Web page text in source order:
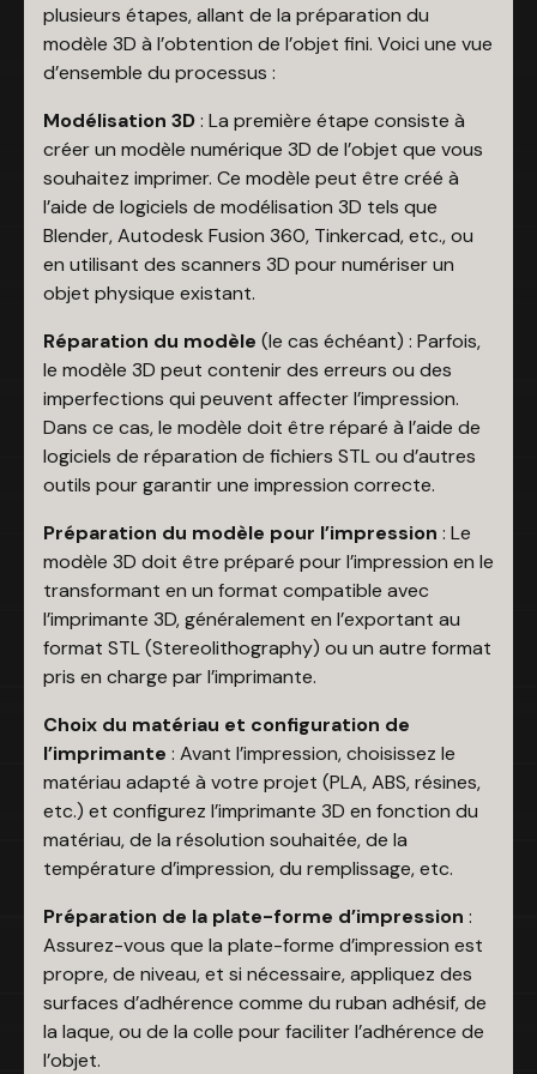
plusieurs étapes, allant de la préparation du
modèle 3D à l’obtention de l’objet fini. Voici une vue
d’ensemble du processus :
Modélisation 3D: La première étape consiste à
créer un modèle numérique 3D de l’objet que vous
souhaitez imprimer. Ce modèle peut être créé à
l’aide de logiciels de modélisation 3D tels que
Blender, Autodesk Fusion 360, Tinkercad, etc., ou
en utilisant des scanners 3D pour numériser un
objet physique existant.
Réparation du modèle (le cas échéant) : Parfois,
le modèle 3D peut contenir des erreurs ou des
imperfections qui peuvent affecter l’impression.
Dans ce cas, le modèle doit être réparé à l’aide de
logiciels de réparation de fichiers STL ou d’autres
outils pour garantir une impression correcte.
Préparation du modèle pour l’impression : Le
modèle 3D doit être préparé pour l’impression en le
transformant en un format compatible avec
l’imprimante 3D, généralement en l’exportant au
format STL (Stereolithography) ou un autre format
pris en charge par l’imprimante.
Choix du matériau et configuration de
l’imprimante : Avant l’impression, choisissez le
matériau adapté à votre projet (PLA, ABS, résines,
etc.) et configurez l’imprimante 3D en fonction du
matériau, de la résolution souhaitée, de la
température d’impression, du remplissage, etc.
Préparation de la plate-forme d’impression :
Assurez-vous que la plate-forme d’impression est
propre, de niveau, et si nécessaire, appliquez des
surfaces d’adhérence comme du ruban adhésif, de
la laque, ou de la colle pour faciliter l’adhérence de
l’objet.